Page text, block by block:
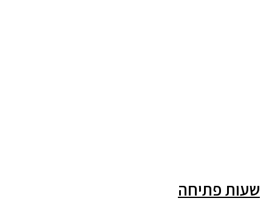
שעות פתיחה